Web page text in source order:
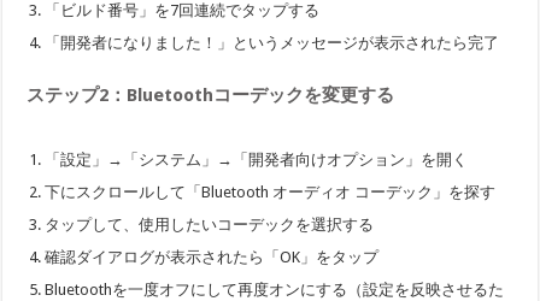
「ビルド番号」を7回連続でタップする
「開発者になりました！」というメッセージが表示されたら完了
ステップ2：Bluetoothコーデックを変更する
「設定」→「システム」→「開発者向けオプション」を開く
下にスクロールして「Bluetooth オーディオ コーデック」を探す
タップして、使用したいコーデックを選択する
確認ダイアログが表示されたら「OK」をタップ
Bluetoothを一度オフにして再度オンにする（設定を反映させるた